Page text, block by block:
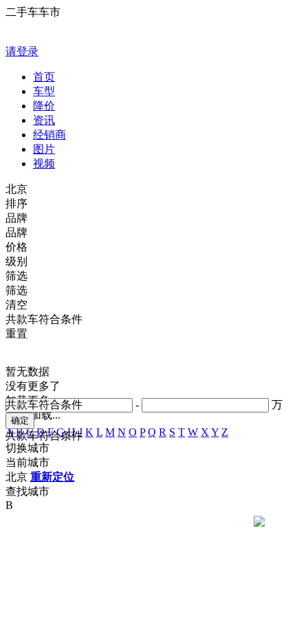
二手车车市
请登录
首页
车型
降价
资讯
经销商
图片
视频
北京
排序
品牌
品牌
价格
- 万
共款车符合条件
级别
共款车符合条件
筛选
筛选
清空
共款车符合条件
重置
暂无数据
没有更多了
加载更多
正在加载...
A B C D F G H J K L M N O P Q R S T W X Y Z
切换城市
当前城市
北京 重新定位
查找城市
B